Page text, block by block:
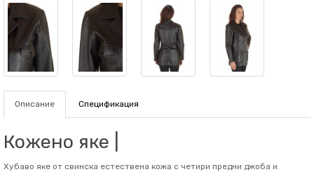
Описание Спецификация
Кожено яке |
Хубаво яке от свинска естествена кожа с четири предни джоба и